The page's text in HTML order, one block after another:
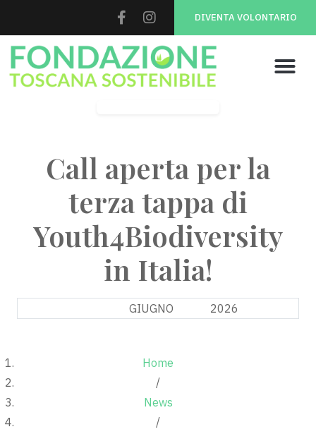
DIVENTA VOLONTARIO
Call aperta per la
terza tappa di
Youth4Biodiversity
in Italia!
GIUGNO 2026
Home
/
News
/